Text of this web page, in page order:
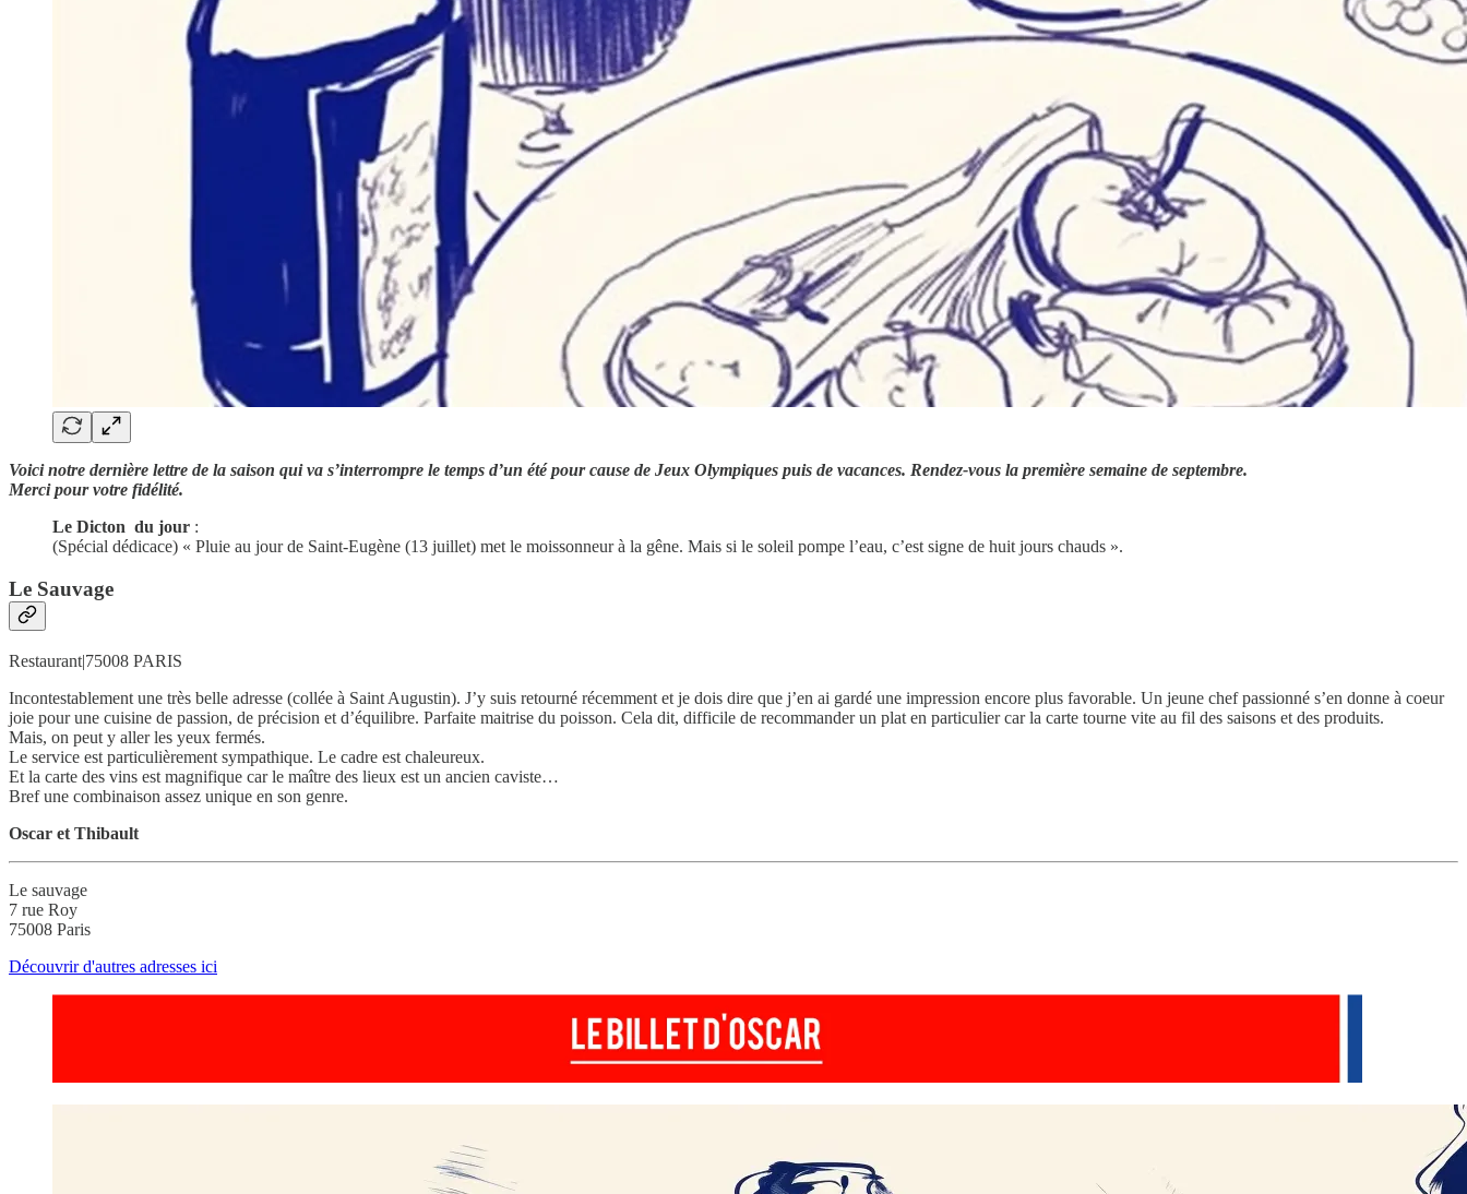
Voici notre dernière lettre de la saison qui va s’interrompre le temps d’un été pour cause de Jeux Olympiques puis de vacances. Rendez-vous la première semaine de septembre.
Merci pour votre fidélité.
Le Dicton du jour :
(Spécial dédicace) « Pluie au jour de Saint-Eugène (13 juillet) met le moissonneur à la gêne. Mais si le soleil pompe l’eau, c’est signe de huit jours chauds ».
Le Sauvage
Restaurant|75008 PARIS
Incontestablement une très belle adresse (collée à Saint Augustin). J’y suis retourné récemment et je dois dire que j’en ai gardé une impression encore plus favorable. Un jeune chef passionné s’en donne à coeur
joie pour une cuisine de passion, de précision et d’équilibre. Parfaite maitrise du poisson. Cela dit, difficile de recommander un plat en particulier car la carte tourne vite au fil des saisons et des produits.
Mais, on peut y aller les yeux fermés.
Le service est particulièrement sympathique. Le cadre est chaleureux.
Et la carte des vins est magnifique car le maître des lieux est un ancien caviste…
Bref une combinaison assez unique en son genre.
Oscar et Thibault
Le sauvage
7 rue Roy
75008 Paris
Découvrir d'autres adresses ici